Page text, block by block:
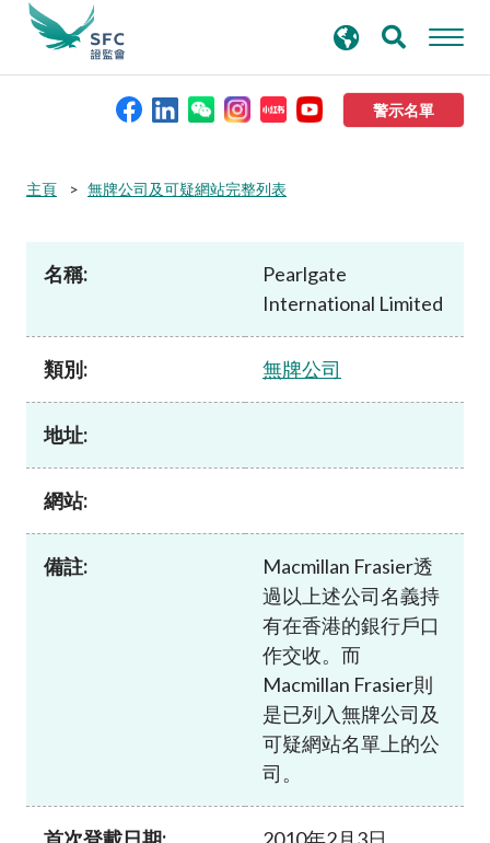
警示名單
本會簡介
資料庫
新聞稿及公布
加入本會
尋
主頁 無牌公司及可疑網站完整列表
名稱:
Pearlgate
International Limited
類別: 無牌公司
地址:
網站:
備註:
Macmillan Frasier透
過以上述公司名義持
有在香港的銀行戶口
作交收。而
Macmillan Frasier則
是已列入無牌公司及
可疑網站名單上的公
司。